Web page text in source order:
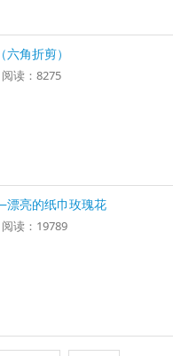
角折剪）
读：8275
亮的纸巾玫瑰花
读：19789